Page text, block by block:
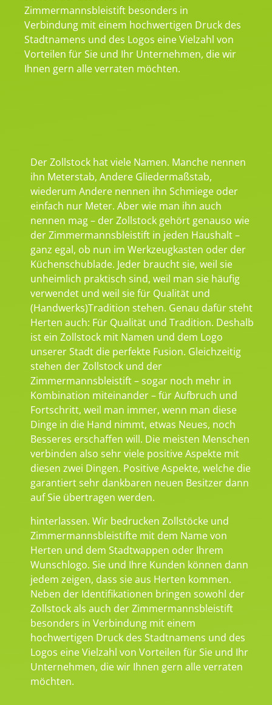
Zimmermannsbleistift besonders in
Verbindung mit einem hochwertigen Druck des
Stadtnamens und des Logos eine Vielzahl von
Vorteilen für Sie und Ihr Unternehmen, die wir
Ihnen gern alle verraten möchten.
Der Zollstock hat viele Namen. Manche nennen
ihn Meterstab, Andere Gliedermaßstab,
wiederum Andere nennen ihn Schmiege oder
einfach nur Meter. Aber wie man ihn auch
nennen mag – der Zollstock gehört genauso wie
der Zimmermannsbleistift in jeden Haushalt –
ganz egal, ob nun im Werkzeugkasten oder der
Küchenschublade. Jeder braucht sie, weil sie
unheimlich praktisch sind, weil man sie häufig
verwendet und weil sie für Qualität und
(Handwerks)Tradition stehen. Genau dafür steht
Herten auch: Für Qualität und Tradition. Deshalb
ist ein Zollstock mit Namen und dem Logo
unserer Stadt die perfekte Fusion. Gleichzeitig
stehen der Zollstock und der
Zimmermannsbleistift – sogar noch mehr in
Kombination miteinander – für Aufbruch und
Fortschritt, weil man immer, wenn man diese
Dinge in die Hand nimmt, etwas Neues, noch
Besseres erschaffen will. Die meisten Menschen
verbinden also sehr viele positive Aspekte mit
diesen zwei Dingen. Positive Aspekte, welche die
garantiert sehr dankbaren neuen Besitzer dann
auf Sie übertragen werden.
hinterlassen. Wir bedrucken Zollstöcke und
Zimmermannsbleistifte mit dem Name von
Herten und dem Stadtwappen oder Ihrem
Wunschlogo. Sie und Ihre Kunden können dann
jedem zeigen, dass sie aus Herten kommen.
Neben der Identifikationen bringen sowohl der
Zollstock als auch der Zimmermannsbleistift
besonders in Verbindung mit einem
hochwertigen Druck des Stadtnamens und des
Logos eine Vielzahl von Vorteilen für Sie und Ihr
Unternehmen, die wir Ihnen gern alle verraten
möchten.